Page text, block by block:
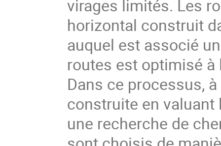
virages limités. Les
horizontal construit
auquel est associé
routes est optimisé
Dans ce processus,
construite en
une recherche de